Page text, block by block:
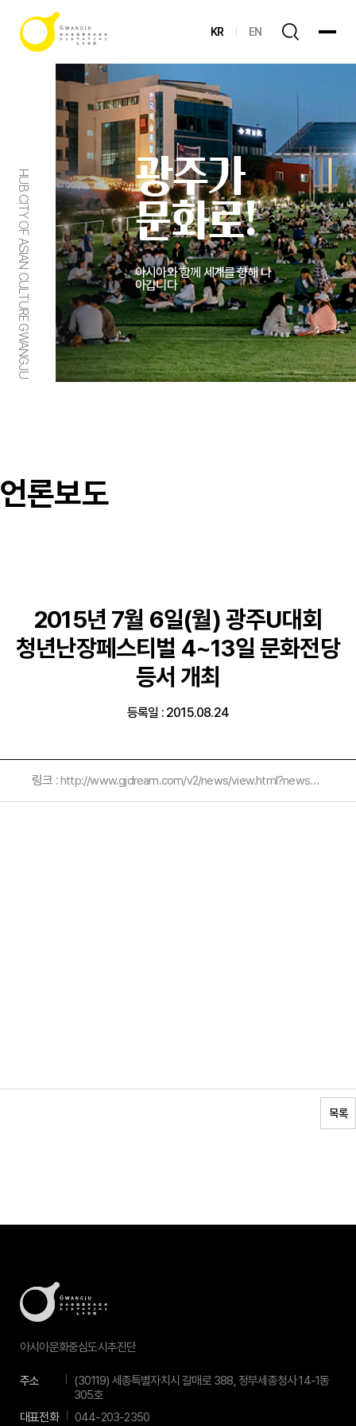
KR EN
HUB CITY OF ASIAN CULTURE GWANGJU
광주가
문화로!
아시아와 함께 세계를 향해 나
아갑니다
언론보도
2015년 7월 6일(월) 광주U대회
청년난장페스티벌 4~13일 문화전당
등서 개최
등록일 : 2015.08.24
링크 :http://www.gjdream.com/v2/news/view.html?news_type=201&uid=466418
목록
아시아문화중심도시추진단
주소
(30119) 세종특별자치시 갈매로 388, 정부세종청사 14-1동
305호
대표전화
044-203-2350